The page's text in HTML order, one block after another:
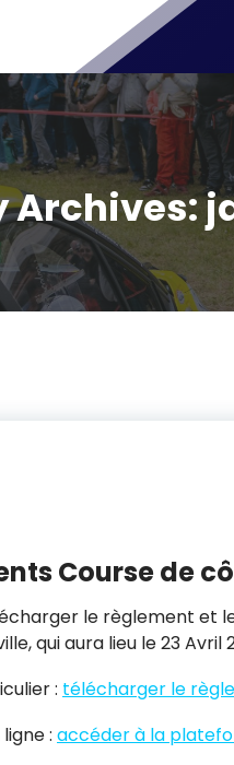
Archives:
Course de
le règlement et
qui aura lieu le 23 Avril
: télécharger le
: accéder à la